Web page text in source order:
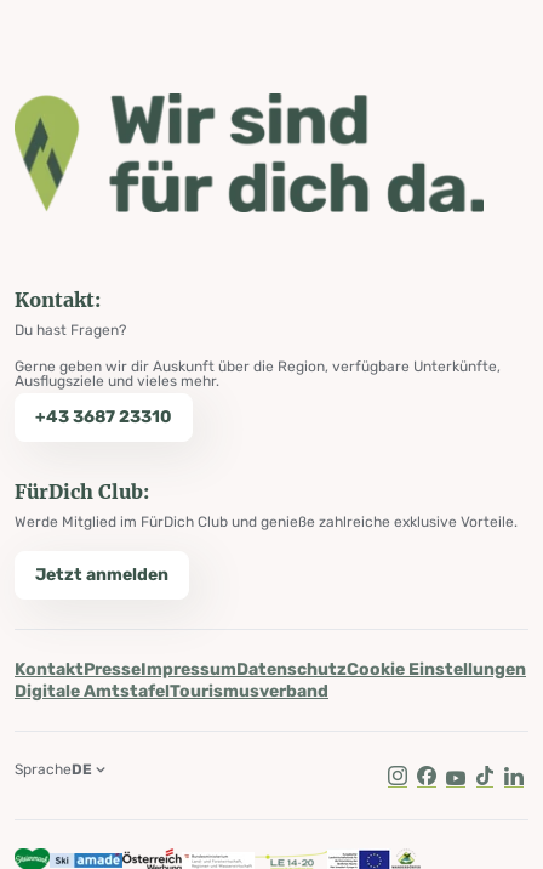
Kontakt:
Du hast Fragen?
Gerne geben wir dir Auskunft über die Region, verfügbare Unterkünfte,
Ausflugsziele und vieles mehr.
+43 3687 23310
FürDich Club:
Werde Mitglied im FürDich Club und genieße zahlreiche exklusive Vorteile.
Jetzt anmelden
KontaktPresseImpressumDatenschutzCookie Einstellungen
Digitale AmtstafelTourismusverband
Instagram
Facebook
Youtube
Tik Tok
SpracheDE